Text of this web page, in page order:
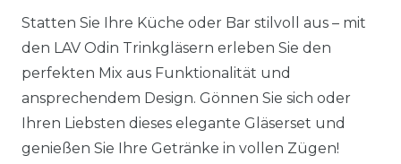
Statten Sie Ihre Küche oder Bar stilvoll aus – mit
den LAV Odin Trinkgläsern erleben Sie den
perfekten Mix aus Funktionalität und
ansprechendem Design. Gönnen Sie sich oder
Ihren Liebsten dieses elegante Gläserset und
genießen Sie Ihre Getränke in vollen Zügen!